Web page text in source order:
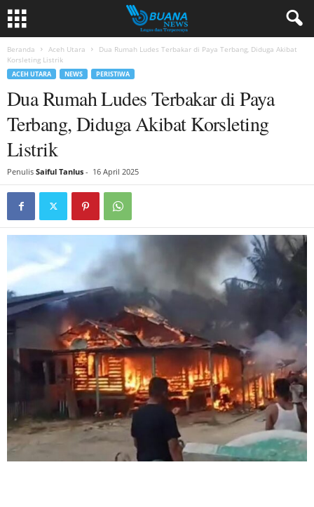
Beranda Aceh Utara
Dua Rumah Ludes Terbakar di Paya Terbang, Diduga Akibat
Korsleting Listrik
ACEH UTARA NEWS PERISTIWA
Dua Rumah Ludes Terbakar di Paya
Terbang, Diduga Akibat Korsleting
Listrik
Penulis Saiful Tanlus - 16 April 2025